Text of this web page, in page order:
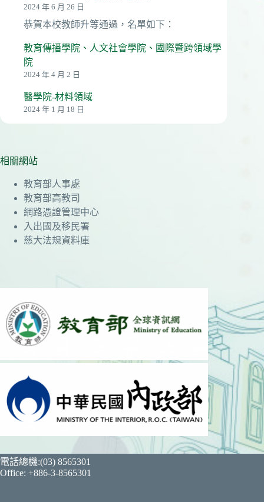
2024 年 6 月 26 日
恭賀本校教師升等通過，名單如下：
教育傳播學院、人文社會學院、國際暨跨領域學
院
2024 年 4 月 2 日
醫學院-材料領域
2024 年 1 月 18 日
相關網站
教育部人事處
教育部高教司
網路憑證管理中心
入出國及移民署
慈大法規資料庫
電話總機:(03) 8565301
Office: +886-3-8565301